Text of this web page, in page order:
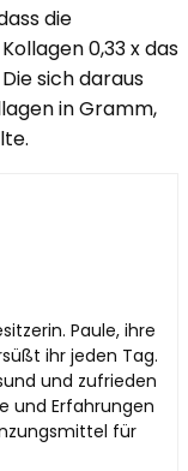
die
0,33 x das
sich daraus
in Gramm,
Paule, ihre
ihr jeden Tag.
und zufrieden
und Erfahrungen
für